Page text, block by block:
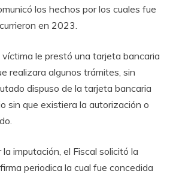
los hechos por los cuales fue
en 2023.
le prestó una tarjeta bancaria
realizara algunos trámites, sin
dispuso de la tarjeta bancaria
sin que existiera la autorización o
imputación, el Fiscal solicitó la
periodica la cual fue concedida